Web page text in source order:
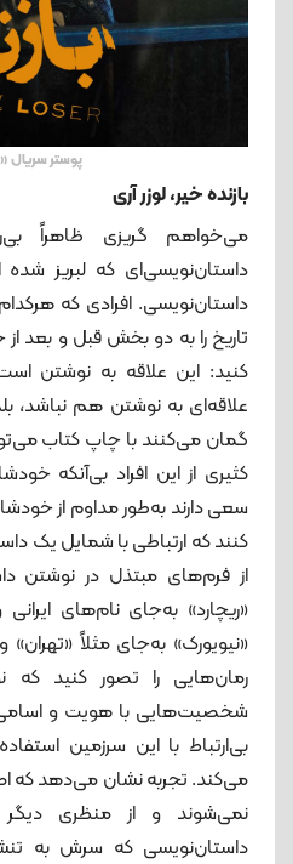
پوستر سریال
بازنده خیر، لوزر آری
می‌خواهم گریزی ظاهراً
داستان‌نویسی‌ای که لبریز شده
داستان‌نویسی. افرادی که
تاریخ را به دو بخش قبل و بعد
کنید: این علاقه به نوشتن
علاقه‌ای به نوشتن هم
گمان می‌کنند با چاپ کتاب
کثیری از این افراد بی‌آنکه
سعی دارند به‌طور مداوم از
کنند که ارتباطی با شمایل یک
از فرم‌های مبتذل در نوشتن
«ریچارد» به‌جای نام‌های
«نیویورک» به‌جای مثلاً
رمان‌هایی را تصور کنید که
شخصیت‌هایی با هویت و اسامی
بی‌ارتباط با این سرزمین
می‌کند. تجربه نشان می‌دهد که
نمی‌شوند و از منظری دیگر
داستان‌نویسی که سرش به